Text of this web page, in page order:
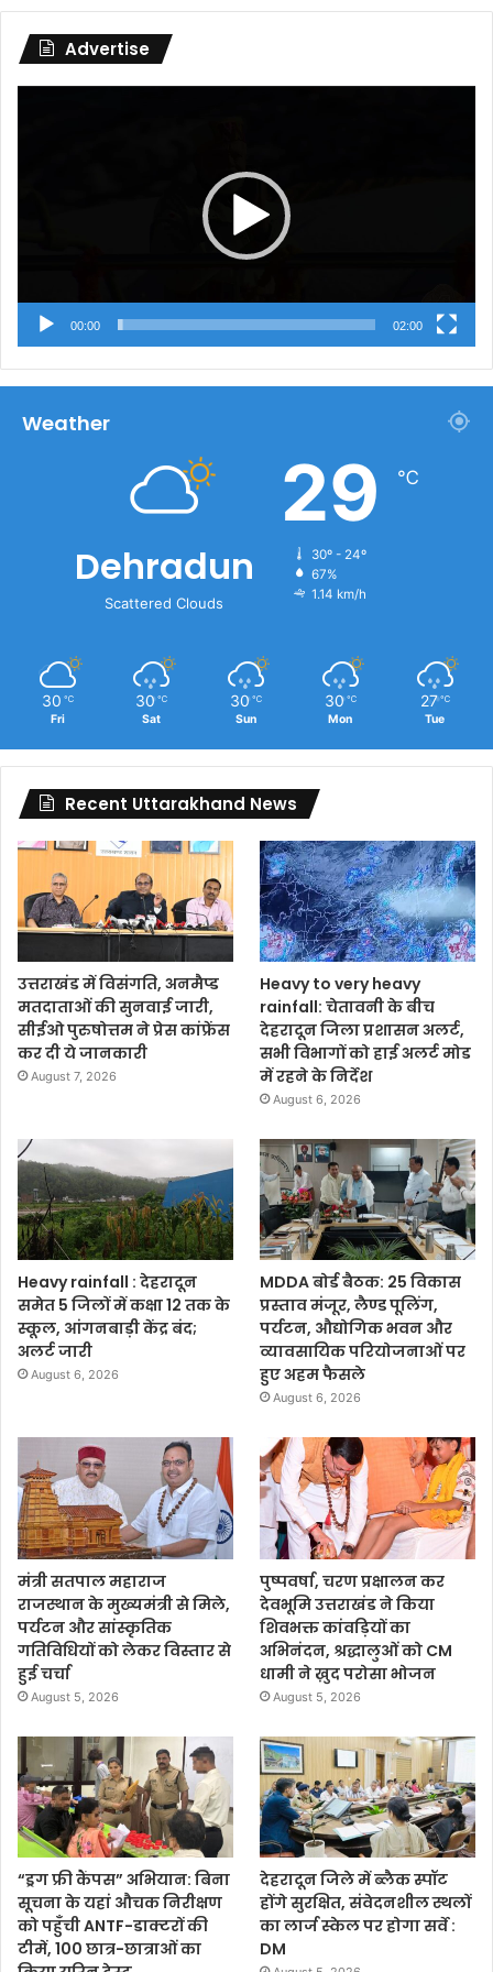
Advertise
00:00 02:00
Weather
Dehradun
Scattered Clouds
29 ℃
30º - 24º
67%
1.14 km/h
30 ℃
Fri
30 ℃
Sat
30 ℃
Sun
30 ℃
Mon
27 ℃
Tue
Recent Uttarakhand News
उत्तराखंड में विसंगति, अनमैप्ड
मतदाताओं की सुनवाई जारी,
सीईओ पुरुषोत्तम ने प्रेस कांफ्रेंस
कर दी ये जानकारी
August 7, 2026
Heavy to very heavy
rainfall: चेतावनी के बीच
देहरादून जिला प्रशासन अलर्ट,
सभी विभागों को हाई अलर्ट मोड
में रहने के निर्देश
August 6, 2026
Heavy rainfall : देहरादून
समेत 5 जिलों में कक्षा 12 तक के
स्कूल, आंगनबाड़ी केंद्र बंद;
अलर्ट जारी
August 6, 2026
MDDA बोर्ड बैठक: 25 विकास
प्रस्ताव मंजूर, लैण्ड पूलिंग,
पर्यटन, औद्योगिक भवन और
व्यावसायिक परियोजनाओं पर
हुए अहम फैसले
August 6, 2026
मंत्री सतपाल महाराज
राजस्थान के मुख्यमंत्री से मिले,
पर्यटन और सांस्कृतिक
गतिविधियों को लेकर विस्तार से
हुई चर्चा
August 5, 2026
पुष्पवर्षा, चरण प्रक्षालन कर
देवभूमि उत्तराखंड ने किया
शिवभक्त कांवड़ियों का
अभिनंदन, श्रद्धालुओं को CM
धामी ने ख़ुद परोसा भोजन
August 5, 2026
“ड्रग फ्री कैंपस” अभियान: बिना
सूचना के यहां औचक निरीक्षण
को पहुँची ANTF-डाक्टरों की
टीमें, 100 छात्र-छात्राओं का
देहरादून जिले में ब्लैक स्पॉट
होंगे सुरक्षित, संवेदनशील स्थलों
का लार्ज स्केल पर होगा सर्वे :
DM